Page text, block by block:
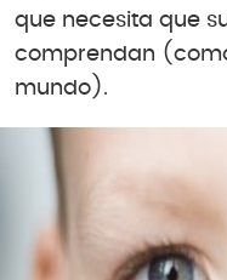
que necesita que
comprendan
mundo).